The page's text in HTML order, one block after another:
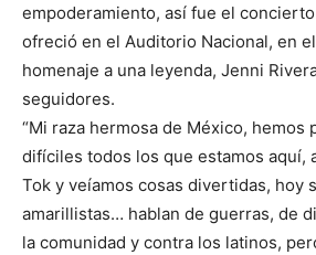
empoderamiento, así fue el
ofreció en el Auditorio Nacional, en
homenaje a una leyenda, Jenni
seguidores.
“Mi raza hermosa de México, hemos
difíciles todos los que estamos aquí,
Tok y veíamos cosas divertidas, hoy
amarillistas… hablan de guerras, de
la comunidad y contra los latinos,